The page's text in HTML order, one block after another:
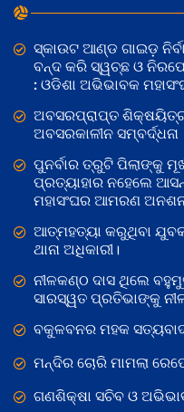
ସ୍କାଉଟ ଆଣ୍ଡ ଗାଇଡ଼
ବନ୍ଦ କରି ସ୍ୱଚ୍ଛ ଓ
: ଓଡିଶା ଅଭିଭାବକ
ଅବସରପ୍ରାପ୍ତ
ଅବସରକାଳୀନ ସମ୍ବର୍ଦ୍ଧନା
ପୁନର୍ବାର ତ୍ରୁଟି ପିଲାଙ୍କୁ
ପ୍ରତ୍ୟାହାର ନହେଲେ
ମହାସଂଘର ଆମରଣ
ଆତ୍ମହତ୍ୟା କରୁଥିବା
ଥାନା ଅଧିକାରୀ।
ନୀଳକଣ୍ଠ ଦାସ ଥିଲେ
ସାରସ୍ୱତ ପ୍ରତିଭାଙ୍କୁ
ବକୁଳବନର ମହକ
ମନ୍ଦିର ଚୋରି ମାମଲା
ଗଣଶିକ୍ଷା ସଚିବ ଓ